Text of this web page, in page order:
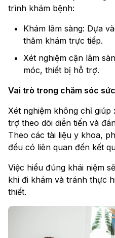
trình khám bệnh:
Khám lâm sàng: Dựa
thăm khám trực tiếp.
Xét nghiệm cận lâm
móc, thiết bị hỗ trợ.
Vai trò trong chăm sóc
Xét nghiệm không chỉ
trợ theo dõi diễn tiến và
Theo các tài liệu y khoa,
đều có liên quan đến kết
Việc hiểu đúng khái niệm
khi đi khám và tránh thực
thiết.